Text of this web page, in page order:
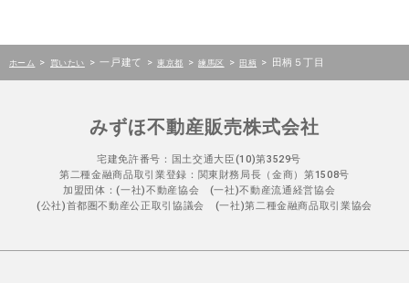
ホーム > 買いたい > 一戸建て > 東京都 > 練馬区 > 田柄 > 田柄５丁目
みずほ不動産販売株式会社
宅建免許番号：国土交通大臣(10)第3529号
第二種金融商品取引業登録：関東財務局長（金商）第1508号
加盟団体：(一社)不動産協会 (一社)不動産流通経営協会
(公社)首都圏不動産公正取引協議会 (一社)第二種金融商品取引業協会